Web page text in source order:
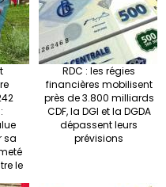
sa
le
RDC : les régies
financières mobilisent
près de 3.800 milliards
CDF, la DGI et la DGDA
dépassent leurs
prévisions